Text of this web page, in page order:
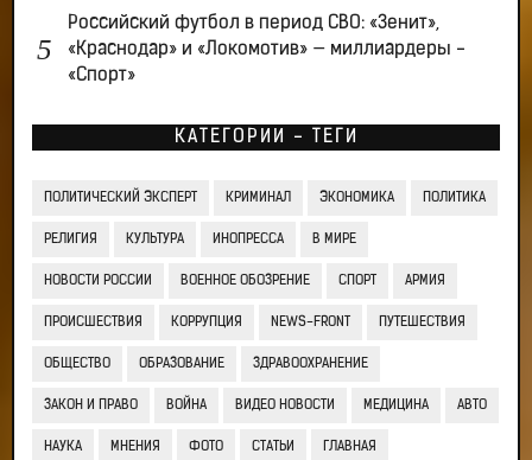
Российский футбол в период СВО: «Зенит»,
«Краснодар» и «Локомотив» — миллиардеры -
«Спорт»
КАТЕГОРИИ - ТЕГИ
ПОЛИТИЧЕСКИЙ ЭКСПЕРТ КРИМИНАЛ ЭКОНОМИКА ПОЛИТИКА
РЕЛИГИЯ КУЛЬТУРА ИНОПРЕССА В МИРЕ
НОВОСТИ РОССИИ ВОЕННОЕ ОБОЗРЕНИЕ СПОРТ АРМИЯ
ПРОИСШЕСТВИЯ КОРРУПЦИЯ NEWS-FRONT ПУТЕШЕСТВИЯ
ОБЩЕСТВО ОБРАЗОВАНИЕ ЗДРАВООХРАНЕНИЕ
ЗАКОН И ПРАВО ВОЙНА ВИДЕО НОВОСТИ МЕДИЦИНА АВТО
НАУКА МНЕНИЯ ФОТО СТАТЬИ ГЛАВНАЯ